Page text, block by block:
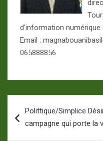
d'information numérique
Email :
065888856
de
Polittique/Simplice
campagne qui porte la